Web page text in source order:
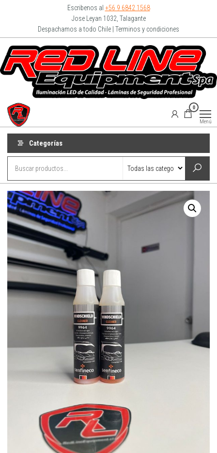
Escribenos al +56 9 6842 1568
Jose Leyan 1032, Talagante
Despachamos a todo Chile | Terminos y condiciones
0
Menú
Categorías